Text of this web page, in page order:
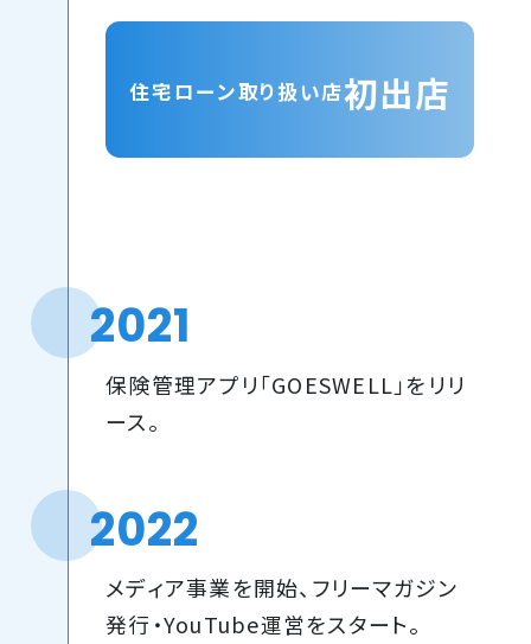
住宅ローン取り扱い店初出店
2021
保険管理アプリ「GOESWELL」をリリ
ース。
2022
メディア事業を開始、フリーマガジン
発行・YouTube運営をスタート。